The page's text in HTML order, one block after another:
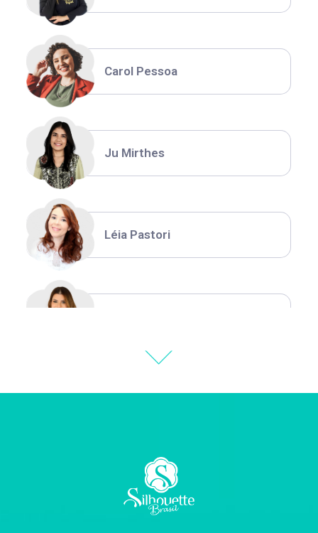
Carol Pessoa
Ju Mirthes
Léia Pastori
Carla Eschberger